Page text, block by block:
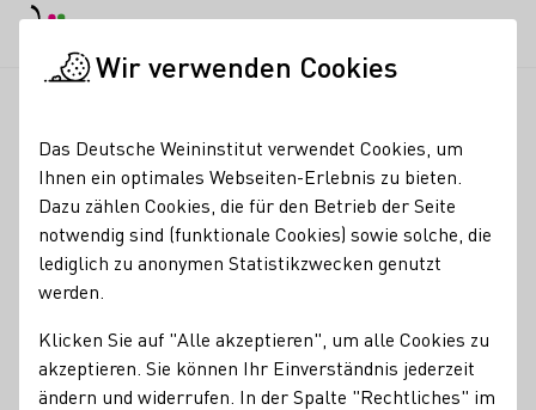
Henninger
Glühwein
Kontakt
Wir verwenden Cookies
Das Deutsche Weininstitut verwendet Cookies, um
Ihnen ein optimales Webseiten-Erlebnis zu bieten.
Dazu zählen Cookies, die für den Betrieb der Seite
notwendig sind (funktionale Cookies) sowie solche, die
lediglich zu anonymen Statistikzwecken genutzt
werden.
Klicken Sie auf "Alle akzeptieren", um alle Cookies zu
akzeptieren. Sie können Ihr Einverständnis jederzeit
ändern und widerrufen. In der Spalte "Rechtliches" im